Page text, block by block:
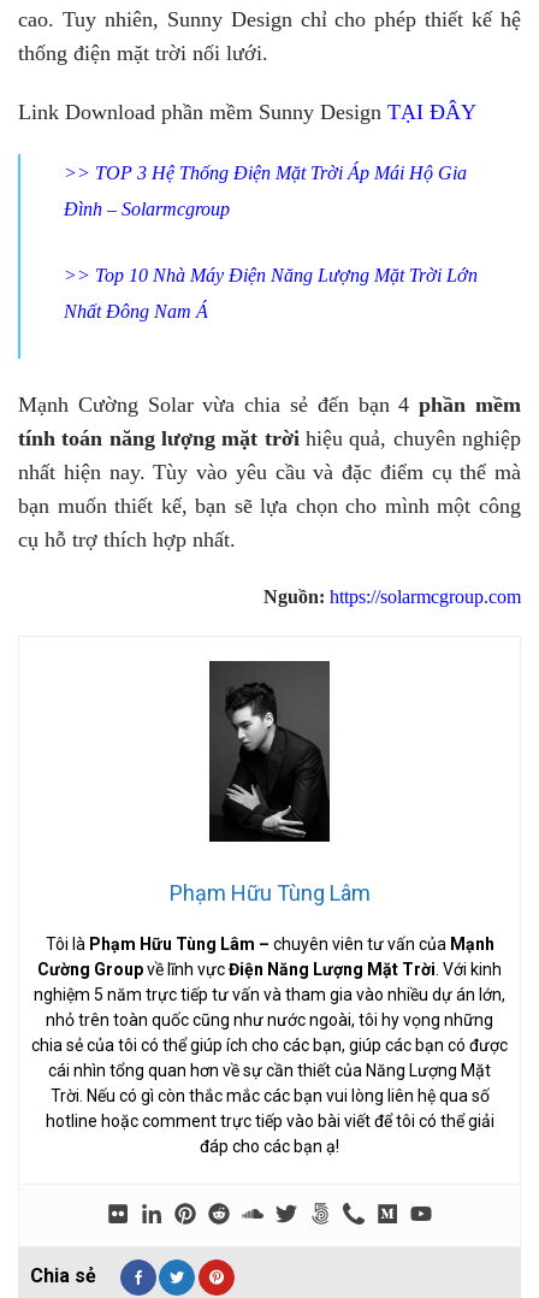
cao. Tuy nhiên, Sunny Design chỉ cho phép thiết kế hệ
thống điện mặt trời nối lưới.
Link Download phần mềm Sunny Design TẠI ĐÂY
>> TOP 3 Hệ Thống Điện Mặt Trời Áp Mái Hộ Gia
Đình – Solarmcgroup
>> Top 10 Nhà Máy Điện Năng Lượng Mặt Trời Lớn
Nhất Đông Nam Á
Mạnh Cường Solar vừa chia sẻ đến bạn 4phần mềm
tính toán năng lượng mặt trời hiệu quả, chuyên nghiệp
nhất hiện nay. Tùy vào yêu cầu và đặc điểm cụ thể mà
bạn muốn thiết kế, bạn sẽ lựa chọn cho mình một công
cụ hỗ trợ thích hợp nhất.
Nguồn: https://solarmcgroup.com
Phạm Hữu Tùng Lâm
Tôi là Phạm Hữu Tùng Lâm – chuyên viên tư vấn của Mạnh
Cường Groupvề lĩnh vựcĐiện Năng Lượng Mặt Trời. Với kinh
nghiệm 5 năm trực tiếp tư vấn và tham gia vào nhiều dự án lớn,
nhỏ trên toàn quốc cũng như nước ngoài, tôi hy vọng những
chia sẻ của tôi có thể giúp ích cho các bạn, giúp các bạn có được
cái nhìn tổng quan hơn về sự cần thiết của Năng Lượng Mặt
Trời. Nếu có gì còn thắc mắc các bạn vui lòng liên hệ qua số
hotline hoặc comment trực tiếp vào bài viết để tôi có thể giải
đáp cho các bạn ạ!